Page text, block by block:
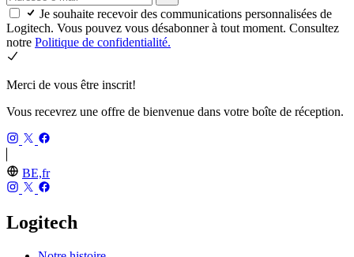
Je souhaite recevoir des communications personnalisées de
Logitech. Vous pouvez vous désabonner à tout moment. Consultez
notre Politique de confidentialité.
Merci de vous être inscrit!
Vous recevrez une offre de bienvenue dans votre boîte de réception.
BE,fr
Logitech